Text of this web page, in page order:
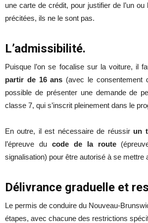
une carte de crédit, pour justifier de l’un ou
précitées, ils ne le sont pas.
L’admissibilité.
Puisque l’on se focalise sur la voiture, il
partir de 16 ans (avec le consentement
possible de présenter une demande de
classe 7, qui s’inscrit pleinement dans le
En outre, il est nécessaire de réussir un
l’épreuve du code de la route
signalisation) pour être autorisé à se mettre
Délivrance graduelle et
Le permis de conduire du Nouveau-
étapes, avec chacune des restrictions